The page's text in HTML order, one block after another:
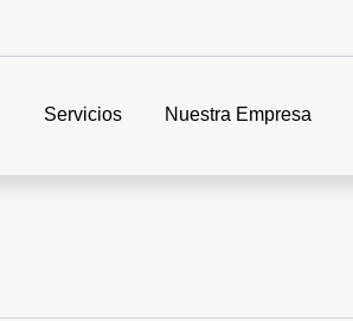
Servicios Nuestra Empresa